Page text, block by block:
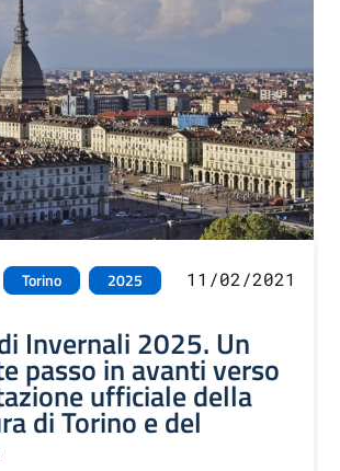
Torino 2025 11/02/2021
Invernali 2025. Un
passo in avanti verso
ufficiale della
di Torino e del